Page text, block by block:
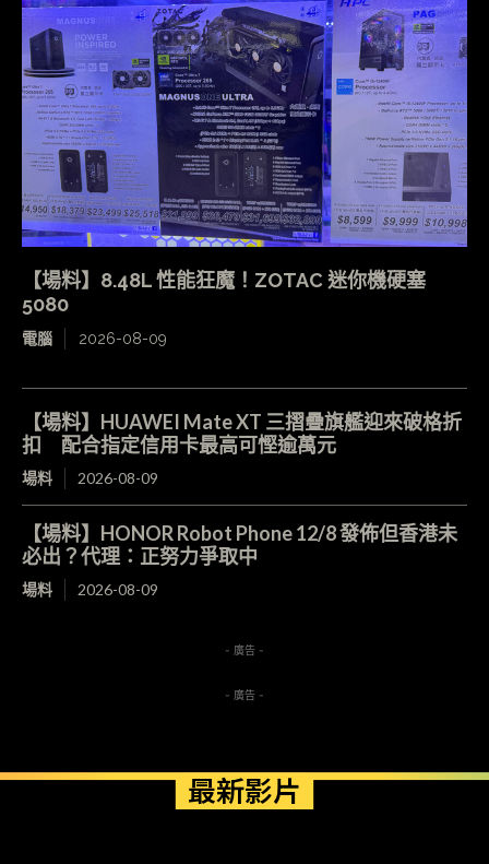
【場料】8.48L 性能狂魔！ZOTAC 迷你機硬塞
5080
電腦 2026-08-09
【場料】HUAWEI Mate XT 三摺疊旗艦迎來破格折
扣 配合指定信用卡最高可慳逾萬元
場料 2026-08-09
【場料】HONOR Robot Phone 12/8 發佈但香港未
必出？代理：正努力爭取中
場料 2026-08-09
- 廣告 -
- 廣告 -
最新影片